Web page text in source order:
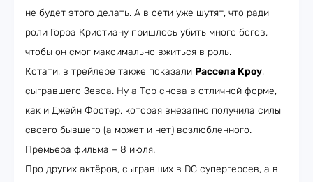
не будет этого делать. А в сети уже шутят, что ради
роли Горра Кристиану пришлось убить много богов,
чтобы он смог максимально вжиться в роль.
Кстати, в трейлере также показали Рассела Кроу,
сыгравшего Зевса. Ну а Тор снова в отличной форме,
как и Джейн Фостер, которая внезапно получила силы
своего бывшего (а может и нет) возлюбленного.
Премьера фильма – 8 июля.
Про других актёров, сыгравших в DC супергероев, а в